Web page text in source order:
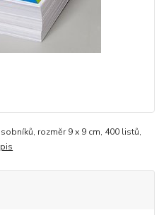
rozměr 9 x 9 cm, 400 listů,